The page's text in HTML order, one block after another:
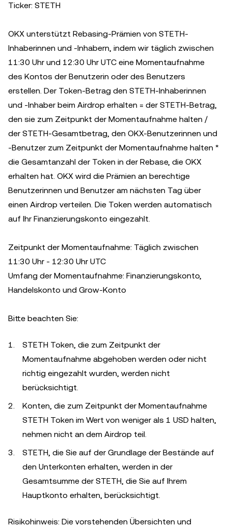
Ticker: STETH
OKX unterstützt Rebasing-Prämien von STETH-
Inhaberinnen und -Inhabern, indem wir täglich zwischen
11:30 Uhr und 12:30 Uhr UTC eine Momentaufnahme
des Kontos der Benutzerin oder des Benutzers
erstellen. Der Token-Betrag den STETH-Inhaberinnen
und -Inhaber beim Airdrop erhalten = der STETH-Betrag,
den sie zum Zeitpunkt der Momentaufnahme halten /
der STETH-Gesamtbetrag, den OKX-Benutzerinnen und
-Benutzer zum Zeitpunkt der Momentaufnahme halten *
die Gesamtanzahl der Token in der Rebase, die OKX
erhalten hat. OKX wird die Prämien an berechtige
Benutzerinnen und Benutzer am nächsten Tag über
einen Airdrop verteilen. Die Token werden automatisch
auf Ihr Finanzierungskonto eingezahlt.
Zeitpunkt der Momentaufnahme: Täglich zwischen
11:30 Uhr - 12:30 Uhr UTC
Umfang der Momentaufnahme: Finanzierungskonto,
Handelskonto und Grow-Konto
Bitte beachten Sie:
STETH Token, die zum Zeitpunkt der
Momentaufnahme abgehoben werden oder nicht
richtig eingezahlt wurden, werden nicht
berücksichtigt.
Konten, die zum Zeitpunkt der Momentaufnahme
STETH Token im Wert von weniger als 1 USD halten,
nehmen nicht an dem Airdrop teil.
STETH, die Sie auf der Grundlage der Bestände auf
den Unterkonten erhalten, werden in der
Gesamtsumme der STETH, die Sie auf Ihrem
Hauptkonto erhalten, berücksichtigt.
Risikohinweis: Die vorstehenden Übersichten und